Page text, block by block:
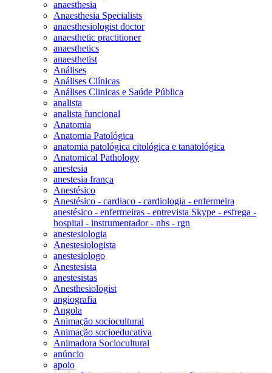
anaesthesia
Anaesthesia Specialists
anaesthesiologist doctor
anaesthetic practitioner
anaesthetics
anaesthetist
Análises
Análises Clínicas
Análises Clinicas e Saúde Pública
analista
analista funcional
Anatomia
Anatomia Patológica
anatomia patológica citológica e tanatológica
Anatomical Pathology
anestesia
anestesia frança
Anestésico
Anestésico - cardiaco - cardiologia - enfermeira
anestésico - enfermeiras - entrevista Skype - esfrega -
hospital - instrumentador - nhs - rgn
anestesiologia
Anestesiologista
anestesiologo
Anestesista
anestesistas
Anesthesiologist
angiografia
Angola
Animação sociocultural
Animação socioeducativa
Animadora Sociocultural
anúncio
apoio